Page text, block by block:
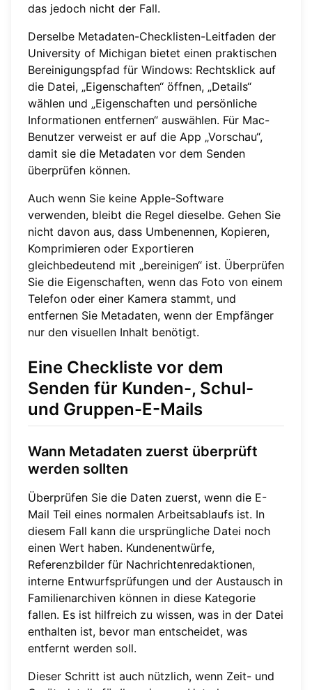
das jedoch nicht der Fall.
Derselbe Metadaten-Checklisten-Leitfaden der
University of Michigan bietet einen praktischen
Bereinigungspfad für Windows: Rechtsklick auf
die Datei, „Eigenschaften“ öffnen, „Details“
wählen und „Eigenschaften und persönliche
Informationen entfernen“ auswählen. Für Mac-
Benutzer verweist er auf die App „Vorschau“,
damit sie die Metadaten vor dem Senden
überprüfen können.
Auch wenn Sie keine Apple-Software
verwenden, bleibt die Regel dieselbe. Gehen Sie
nicht davon aus, dass Umbenennen, Kopieren,
Komprimieren oder Exportieren
gleichbedeutend mit „bereinigen“ ist. Überprüfen
Sie die Eigenschaften, wenn das Foto von einem
Telefon oder einer Kamera stammt, und
entfernen Sie Metadaten, wenn der Empfänger
nur den visuellen Inhalt benötigt.
Eine Checkliste vor dem
Senden für Kunden-, Schul-
und Gruppen-E-Mails
Wann Metadaten zuerst überprüft
werden sollten
Überprüfen Sie die Daten zuerst, wenn die E-
Mail Teil eines normalen Arbeitsablaufs ist. In
diesem Fall kann die ursprüngliche Datei noch
einen Wert haben. Kundenentwürfe,
Referenzbilder für Nachrichtenredaktionen,
interne Entwurfsprüfungen und der Austausch in
Familienarchiven können in diese Kategorie
fallen. Es ist hilfreich zu wissen, was in der Datei
enthalten ist, bevor man entscheidet, was
entfernt werden soll.
Dieser Schritt ist auch nützlich, wenn Zeit- und